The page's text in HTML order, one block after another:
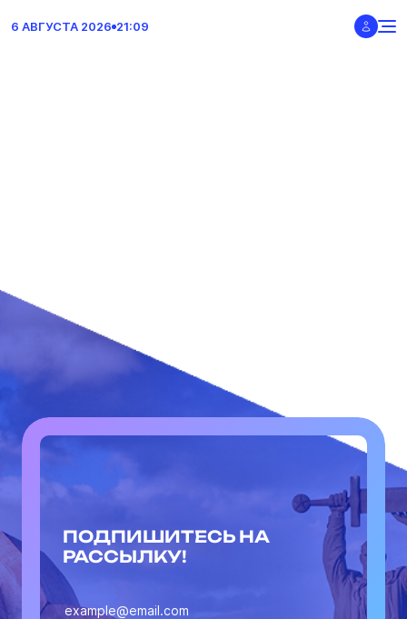
6 АВГУСТА 2026 21:09
ПОДПИШИТЕСЬ НА
РАССЫЛКУ!